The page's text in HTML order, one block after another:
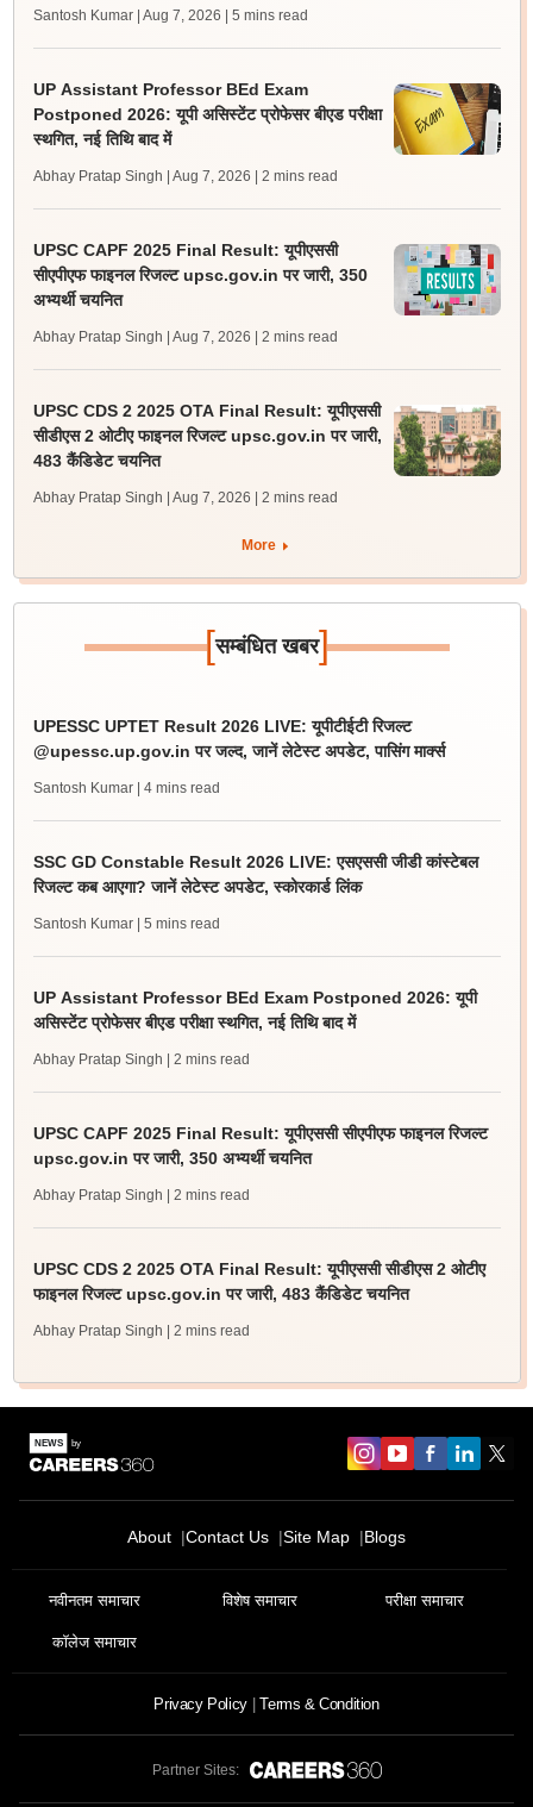
Santosh Kumar | Aug 7, 2026 | 5 mins read
UP Assistant Professor BEd Exam
Postponed 2026: यूपी असिस्टेंट प्रोफेसर बीएड परीक्षा
स्थगित, नई तिथि बाद में
Abhay Pratap Singh | Aug 7, 2026 | 2 mins read
UPSC CAPF 2025 Final Result: यूपीएससी
सीएपीएफ फाइनल रिजल्ट upsc.gov.in पर जारी, 350
अभ्यर्थी चयनित
Abhay Pratap Singh | Aug 7, 2026 | 2 mins read
UPSC CDS 2 2025 OTA Final Result: यूपीएससी
सीडीएस 2 ओटीए फाइनल रिजल्ट upsc.gov.in पर जारी,
483 कैंडिडेट चयनित
Abhay Pratap Singh | Aug 7, 2026 | 2 mins read
More
[सम्बंधित खबर]
UPESSC UPTET Result 2026 LIVE: यूपीटीईटी रिजल्ट
@upessc.up.gov.in पर जल्द, जानें लेटेस्ट अपडेट, पासिंग मार्क्स
Santosh Kumar | 4 mins read
SSC GD Constable Result 2026 LIVE: एसएससी जीडी कांस्टेबल
रिजल्ट कब आएगा? जानें लेटेस्ट अपडेट, स्कोरकार्ड लिंक
Santosh Kumar | 5 mins read
UP Assistant Professor BEd Exam Postponed 2026: यूपी
असिस्टेंट प्रोफेसर बीएड परीक्षा स्थगित, नई तिथि बाद में
Abhay Pratap Singh | 2 mins read
UPSC CAPF 2025 Final Result: यूपीएससी सीएपीएफ फाइनल रिजल्ट
upsc.gov.in पर जारी, 350 अभ्यर्थी चयनित
Abhay Pratap Singh | 2 mins read
UPSC CDS 2 2025 OTA Final Result: यूपीएससी सीडीएस 2 ओटीए
फाइनल रिजल्ट upsc.gov.in पर जारी, 483 कैंडिडेट चयनित
Abhay Pratap Singh | 2 mins read
About Contact Us Site Map Blogs
नवीनतम समाचार विशेष समाचार परीक्षा समाचार
कॉलेज समाचार
Privacy Policy Terms & Condition
Partner Sites: